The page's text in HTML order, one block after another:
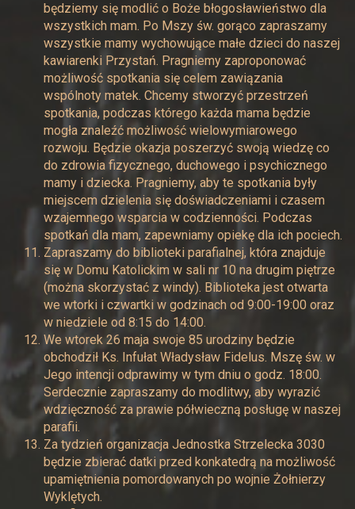
będziemy się modlić o Boże błogosławieństwo dla
wszystkich mam. Po Mszy św. gorąco zapraszamy
wszystkie mamy wychowujące małe dzieci do naszej
kawiarenki Przystań. Pragniemy zaproponować
możliwość spotkania się celem zawiązania
wspólnoty matek. Chcemy stworzyć przestrzeń
spotkania, podczas którego każda mama będzie
mogła znaleźć możliwość wielowymiarowego
rozwoju. Będzie okazja poszerzyć swoją wiedzę co
do zdrowia fizycznego, duchowego i psychicznego
mamy i dziecka. Pragniemy, aby te spotkania były
miejscem dzielenia się doświadczeniami i czasem
wzajemnego wsparcia w codzienności. Podczas
spotkań dla mam, zapewniamy opiekę dla ich pociech.
Zapraszamy do biblioteki parafialnej, która znajduje
się w Domu Katolickim w sali nr 10 na drugim piętrze
(można skorzystać z windy). Biblioteka jest otwarta
we wtorki i czwartki w godzinach od 9:00-19:00 oraz
w niedziele od 8:15 do 14:00.
We wtorek 26 maja swoje 85 urodziny będzie
obchodził Ks. Infułat Władysław Fidelus. Mszę św. w
Jego intencji odprawimy w tym dniu o godz. 18:00.
Serdecznie zapraszamy do modlitwy, aby wyrazić
wdzięczność za prawie półwieczną posługę w naszej
parafii.
Za tydzień organizacja Jednostka Strzelecka 3030
będzie zbierać datki przed konkatedrą na możliwość
upamiętnienia pomordowanych po wojnie Żołnierzy
Wyklętych.